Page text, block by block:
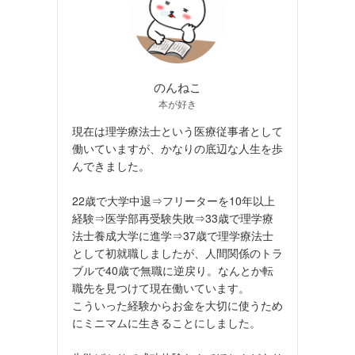
のんねこ
本が好き
現在は理学療法士という医療従事者として
働いていますが、かなりの底辺な人生を歩
んできました。
22歳で大学中退⇒フリーターを10年以上
経験⇒医学部再受験失敗⇒33歳で理学療
法士養成大学に進学⇒37歳で理学療法士
として初就職しましたが、人間関係のトラ
ブルで40歳で無職に逆戻り。なんとか転
職先を見つけて現在働いています。
こういった経験からお金を大切に使うため
にミニマムに生きることにしました。